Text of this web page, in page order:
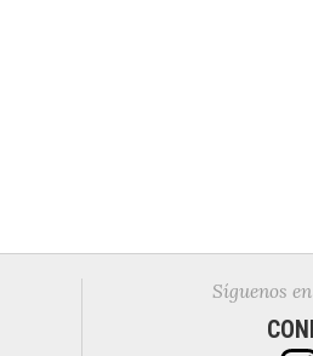
Síguenos